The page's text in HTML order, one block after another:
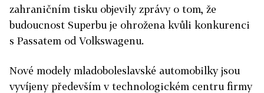
zahraničním tisku objevily zprávy o tom, že
budoucnost Superbu je ohrožena kvůli konkurenci
s Passatem od Volkswagenu.
Nové modely mladoboleslavské automobilky jsou
vyvíjeny především v technologickém centru firmy